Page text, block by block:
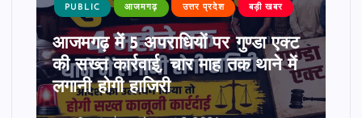
PUBLIC आजमगढ़ उत्तर प्रदेश बड़ी खबर
आजमगढ़ में 5 अपराधियों पर गुण्डा एक्ट
की सख्त कार्रवाई, चार माह तक थाने में
लगानी होगी हाजिरी